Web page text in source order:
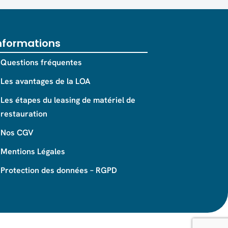
Questions fréquentes
Les avantages de la LOA
Les étapes du leasing de matériel de
restauration
Nos CGV
Mentions Légales
Protection des données – RGPD